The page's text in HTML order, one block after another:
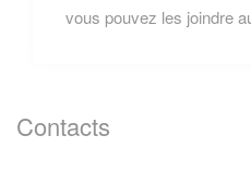
vous pouvez les joindre
Contacts